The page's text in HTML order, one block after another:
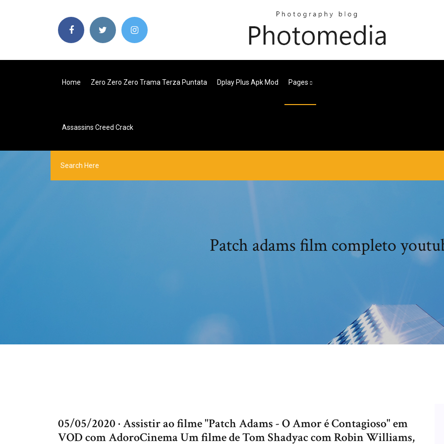
Home Zero Zero Zero Trama Terza Puntata Dplay Plus Apk Mod Pages
Assassins Creed Crack
Patch adams film completo
05/05/2020 · Assistir ao filme "Patch Adams - O Amor é Contagioso" em
VOD com AdoroCinema Um filme de Tom Shadyac com Robin Williams,